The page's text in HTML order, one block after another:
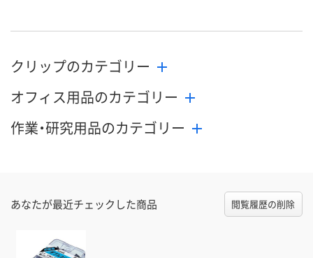
クリップのカテゴリー
オフィス用品のカテゴリー
作業・研究用品のカテゴリー
あなたが最近チェックした商品 閲覧履歴の削除